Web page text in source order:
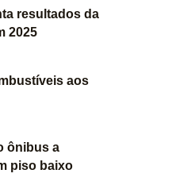
resultados da
2025
aos
ônibus a
piso baixo